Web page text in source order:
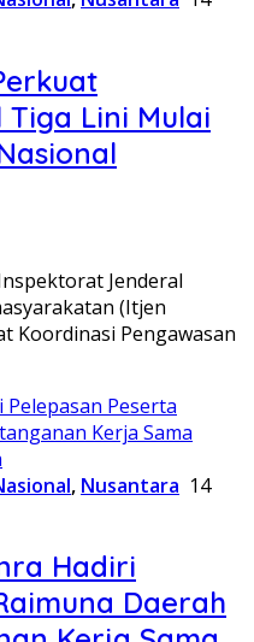
Tiga Lini Mulai
Jenderal
(Itjen
Koordinasi Pengawasan
, Nusantara 14
Hadiri
Daerah